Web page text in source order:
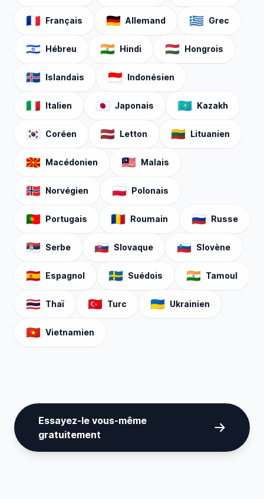
🇫🇷 Français 🇩🇪 Allemand 🇬🇷 Grec
🇮🇱 Hébreu 🇮🇳 Hindi 🇭🇺 Hongrois
🇮🇸 Islandais 🇮🇩 Indonésien
🇮🇹 Italien 🇯🇵 Japonais 🇰🇿 Kazakh
🇰🇷 Coréen 🇱🇻 Letton 🇱🇹 Lituanien
🇲🇰 Macédonien 🇲🇾 Malais
🇳🇴 Norvégien 🇵🇱 Polonais
🇵🇹 Portugais 🇷🇴 Roumain 🇷🇺 Russe
🇷🇸 Serbe 🇸🇰 Slovaque 🇸🇮 Slovène
🇪🇸 Espagnol 🇸🇪 Suédois 🇮🇳 Tamoul
🇹🇭 Thaï 🇹🇷 Turc 🇺🇦 Ukrainien
🇻🇳 Vietnamien
Essayez-le vous-même
gratuitement